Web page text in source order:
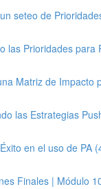
seteo de
las Prioridades para
Matriz de Impacto
las Estrategias
en el uso de PA
Finales | Módulo